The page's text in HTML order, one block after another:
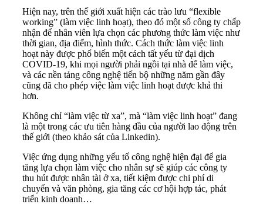
Hiện nay, trên thế giới xuất hiện các trào lưu “flexible
working” (làm việc linh hoạt), theo đó một số công ty chấp
nhận để nhân viên lựa chọn các phương thức làm việc như
thời gian, địa điểm, hình thức. Cách thức làm việc linh
hoạt này được phổ biến một cách tất yếu từ đại dịch
COVID-19, khi mọi người phải ngồi tại nhà để làm việc,
và các nền tảng công nghệ tiến bộ những năm gần đây
cũng đã cho phép việc làm việc linh hoạt được khả thi
hơn.
Không chỉ “làm việc từ xa”, mà “làm việc linh hoạt” đang
là một trong các ưu tiên hàng đầu của người lao động trên
thế giới (theo khảo sát của Linkedin).
Việc ứng dụng những yếu tố công nghệ hiện đại để gia
tăng lựa chọn làm việc cho nhân sự sẽ giúp các công ty
thu hút được nhân tài ở xa, tiết kiệm được chi phí di
chuyển và văn phòng, gia tăng các cơ hội hợp tác, phát
triển kinh doanh…